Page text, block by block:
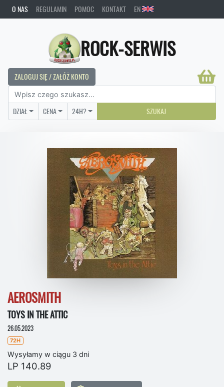
O NAS REGULAMIN POMOC KONTAKT EN
ROCK-SERWIS
ZALOGUJ SIĘ / ZAŁÓŻ KONTO
DZIAŁ CENA 24H? SZUKAJ
AEROSMITH
TOYS IN THE ATTIC
26.05.2023
72H
Wysyłamy w ciągu 3 dni
LP 140.89